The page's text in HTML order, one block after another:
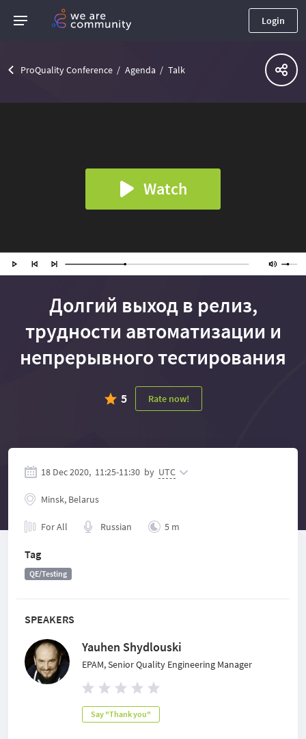
Login
ProQuality Conference Agenda Talk
Watch
Долгий выход в релиз,
трудности автоматизации и
непрерывного тестирования
5 Rate now!
SPEAKERS
Yauhen Shydlouski
EPAM, Senior Quality Engineering Manager
Say "Thank you"
18 Dec 2020, 11:25-11:30 by UTC
Minsk, Belarus
For All Russian 5 m
Tag
QE/Testing